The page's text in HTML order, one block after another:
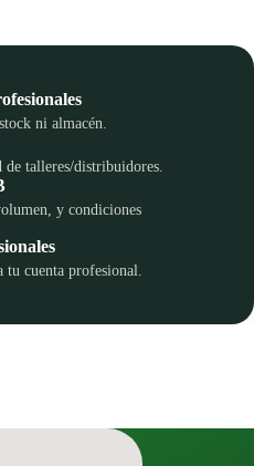
ni almacén.
de talleres/distribuidores.
y condiciones
tu cuenta profesional.